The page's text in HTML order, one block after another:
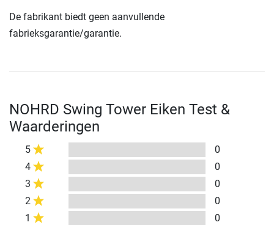
De fabrikant biedt geen aanvullende
fabrieksgarantie/garantie.
NOHRD Swing Tower Eiken Test &
Waarderingen
5
0
4
0
3
0
2
0
1
0